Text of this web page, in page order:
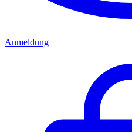
Anmeldung